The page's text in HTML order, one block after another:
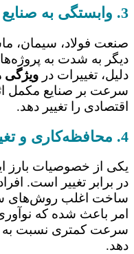
3. وابستگی به صنایع مکمل
صنعت فولاد، سیمان،
دیگر به شدت به
دلیل، تغییرات در
سرعت بر صنایع مکمل
اقتصادی را تغییر دهد.
4. محافظه‌کاری و تغییرات آهسته
یکی از خصوصیات بارز
در برابر تغییر است.
ساخت اغلب روش‌های
امر باعث شده که
سرعت کمتری نسبت به
دهد.